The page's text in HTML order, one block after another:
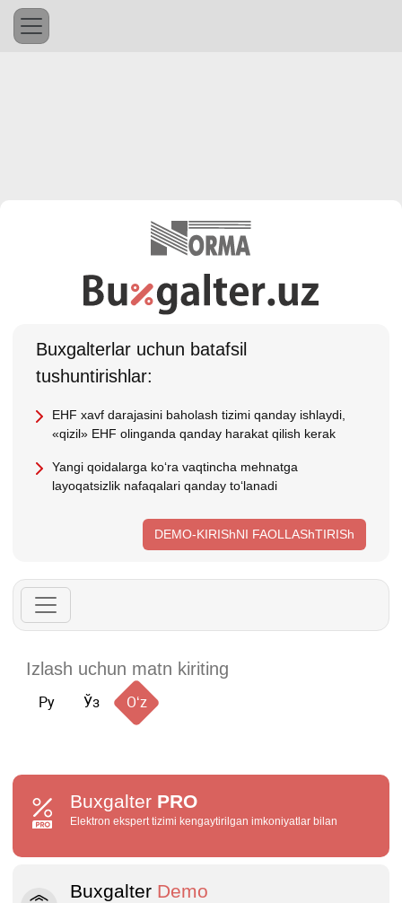
Buхgalterlar uchun batafsil
tushuntirishlar:
EHF хavf darajasini baholash tizimi qanday ishlaydi,
«qizil» EHF olinganda qanday harakat qilish kerak
Yangi qoidalarga koʻra vaqtincha mehnatga
layoqatsizlik nafaqalari qanday toʻlanadi
DEMO-KIRIShNI FAOLLAShTIRISh
Ру Ўз Oʻz
Buxgalter PRO
Elektron ekspert tizimi kengaytirilgan imkoniyatlar bilan
Buxgalter Demo